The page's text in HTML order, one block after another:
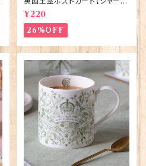
ット王女2】Pageantry Postca
rd 90183-JEF202
¥220
26%OFF